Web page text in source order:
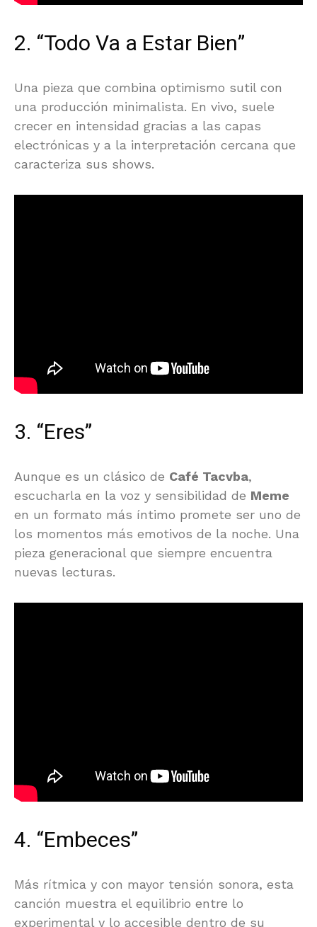
2. “Todo Va a Estar Bien”
Una pieza que combina optimismo sutil con
una producción minimalista. En vivo, suele
crecer en intensidad gracias a las capas
electrónicas y a la interpretación cercana que
caracteriza sus shows.
3. “Eres”
Aunque es un clásico de Café Tacvba,
escucharla en la voz y sensibilidad de Meme
en un formato más íntimo promete ser uno de
los momentos más emotivos de la noche. Una
pieza generacional que siempre encuentra
nuevas lecturas.
4. “Embeces”
Más rítmica y con mayor tensión sonora, esta
canción muestra el equilibrio entre lo
experimental y lo accesible dentro de su